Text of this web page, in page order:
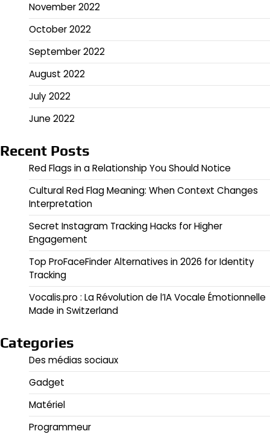
November 2022
October 2022
September 2022
August 2022
July 2022
June 2022
Recent Posts
Red Flags in a Relationship You Should Notice
Cultural Red Flag Meaning: When Context Changes
Interpretation
Secret Instagram Tracking Hacks for Higher
Engagement
Top ProFaceFinder Alternatives in 2026 for Identity
Tracking
Vocalis.pro : La Révolution de l’IA Vocale Émotionnelle
Made in Switzerland
Categories
Des médias sociaux
Gadget
Matériel
Programmeur